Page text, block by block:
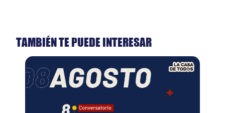
TAMBIÉN TE PUEDE INTERESAR